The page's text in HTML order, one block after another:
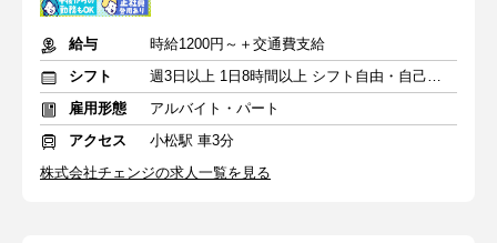
給与
時給1200円～＋交通費支給
シフト
週3日以上 1日8時間以上 シフト自由・自己申告
雇用形態
アルバイト・パート
アクセス
小松駅 車3分
株式会社チェンジの求人一覧を見る